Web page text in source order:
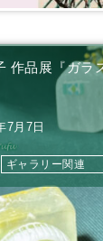
作品展『ガラ
7月7日
ギャラリー関連